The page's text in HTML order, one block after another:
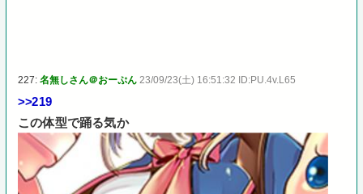
227:名無しさん＠おーぷん 23/09/23(土) 16:51:32 ID:PU.4v.L65
>>219
この体型で踊る気か